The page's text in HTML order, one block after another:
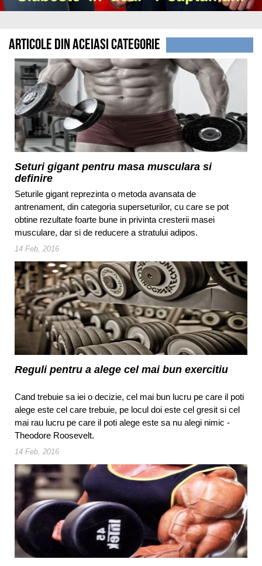
Articole din aceiasi categorie
Seturi gigant pentru masa musculara si
definire
Seturile gigant reprezinta o metoda avansata de
antrenament, din categoria superseturilor, cu care se pot
obtine rezultate foarte bune in privinta cresterii masei
musculare, dar si de reducere a stratului adipos.
14 Feb, 2016
Reguli pentru a alege cel mai bun exercitiu
Cand trebuie sa iei o decizie, cel mai bun lucru pe care il poti
alege este cel care trebuie, pe locul doi este cel gresit si cel
mai rau lucru pe care il poti alege este sa nu alegi nimic -
Theodore Roosevelt.
14 Feb, 2016